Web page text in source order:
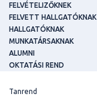
FELVÉTELIZŐKNEK
FELVETT HALLGATÓKNAK
HALLGATÓKNAK
MUNKATÁRSAKNAK
ALUMNI
OKTATÁSI REND
Tanrend